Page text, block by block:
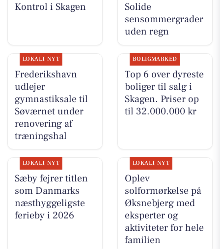
Kontrol i Skagen
Solide
sensommergrader
uden regn
LOKALT NYT
Frederikshavn
udlejer
gymnastiksale til
Søværnet under
renovering af
træningshal
BOLIGMARKED
Top 6 over dyreste
boliger til salg i
Skagen. Priser op
til 32.000.000 kr
LOKALT NYT
Sæby fejrer titlen
som Danmarks
næsthyggeligste
ferieby i 2026
LOKALT NYT
Oplev
solformørkelse på
Øksnebjerg med
eksperter og
aktiviteter for hele
familien